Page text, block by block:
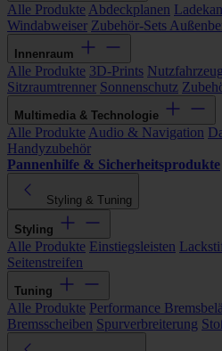
Alle Produkte Abdeckplanen
Windabweiser Zubehör-Sets
Innenraum
Alle Produkte 3D-Prints
Sitzraumtrenner Sonnenschutz
Multimedia & Technologie
Alle Produkte Audio & Navigation
Handyzubehör
Pannenhilfe & Sicherheitsprodukte
Styling & Tuning
Styling
Alle Produkte Einstiegsleisten
Seitenstreifen
Tuning
Alle Produkte Performance
Bremsscheiben Spurverbreiterung